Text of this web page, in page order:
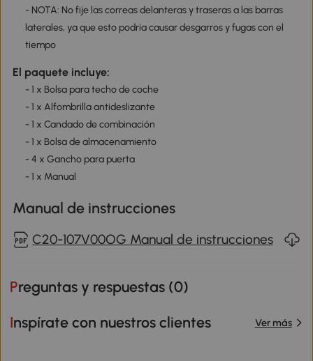
- NOTA: No fije las correas delanteras y traseras a las barras
laterales, ya que esto podría causar desgarros y fugas con el
tiempo
El paquete incluye:
- 1 x Bolsa para techo de coche
- 1 x Alfombrilla antideslizante
- 1 x Candado de combinación
- 1 x Bolsa de almacenamiento
- 4 x Gancho para puerta
- 1 x Manual
Manual de instrucciones
C20-107V00OG Manual de instrucciones
Preguntas y respuestas (0)
Inspírate con nuestros clientes Ver más